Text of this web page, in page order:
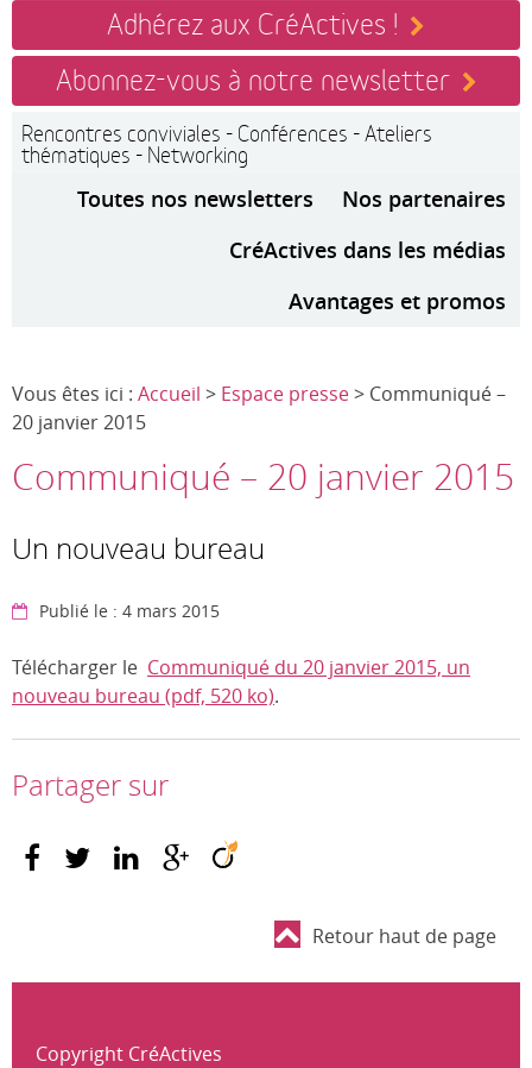
Adhérez aux CréActives !
Abonnez-vous à notre newsletter
Rencontres conviviales - Conférences - Ateliers
thématiques - Networking
Toutes nos newsletters
Nos partenaires
CréActives dans les médias
Avantages et promos
Vous êtes ici : Accueil > Espace presse> Communiqué –
20 janvier 2015
Communiqué – 20 janvier 2015
Un nouveau bureau
Publié le : 4 mars 2015
Télécharger le Communiqué du 20 janvier 2015, un
nouveau bureau (pdf, 520 ko).
Partager sur
Retour haut de page
Copyright CréActives